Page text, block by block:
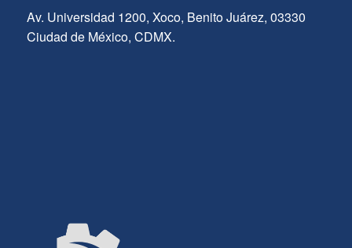
Av. Universidad 1200, Xoco, Benito Juárez, 03330
Ciudad de México, CDMX.